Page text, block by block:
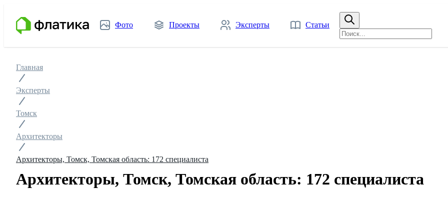
Фото Проекты Эксперты Статьи
Главная
Эксперты
Томск
Архитекторы
Архитекторы, Томск, Томская область: 172 специалиста
Архитекторы, Томск, Томская область: 172 специалиста